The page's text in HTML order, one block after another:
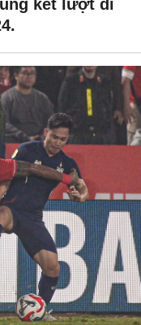
kết lượt đi